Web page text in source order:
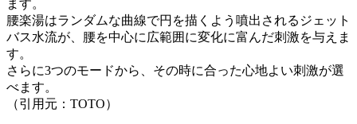
ます。
腰楽湯はランダムな曲線で円を描くよう噴出されるジェット
バス水流が、腰を中心に広範囲に変化に富んだ刺激を与えま
す。
さらに3つのモードから、その時に合った心地よい刺激が選
べます。
（引用元：TOTO）